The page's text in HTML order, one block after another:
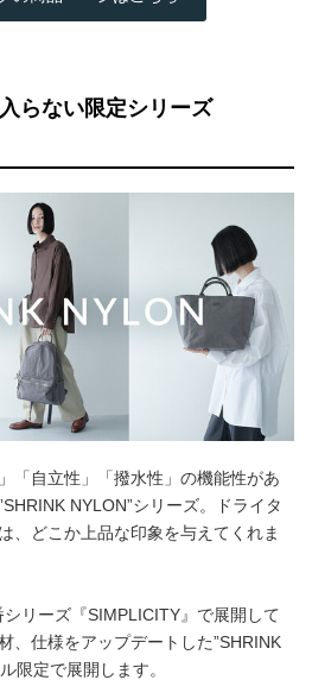
らない限定シリーズ
「自立性」「撥水性」の機能性があ
NYLON”シリーズ。ドライタ
、どこか上品な印象を与えてくれま
リーズ『SIMPLICITY』で展開して
、仕様をアップデートした”SHRINK
限定で展開します。